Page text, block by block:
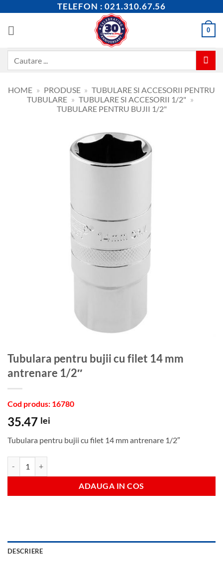
content
TELEFON : 021.310.67.56
0
HOME » PRODUSE » TUBULARE SI ACCESORII PENTRU
TUBULARE » TUBULARE SI ACCESORII 1/2" »
TUBULARE PENTRU BUJII 1/2"
Tubulara pentru bujii cu filet 14 mm
antrenare 1/2″
Cod produs: 16780
35.47 lei
Tubulara pentru bujii cu filet 14 mm antrenare 1/2″
ADAUGA IN COS
DESCRIERE